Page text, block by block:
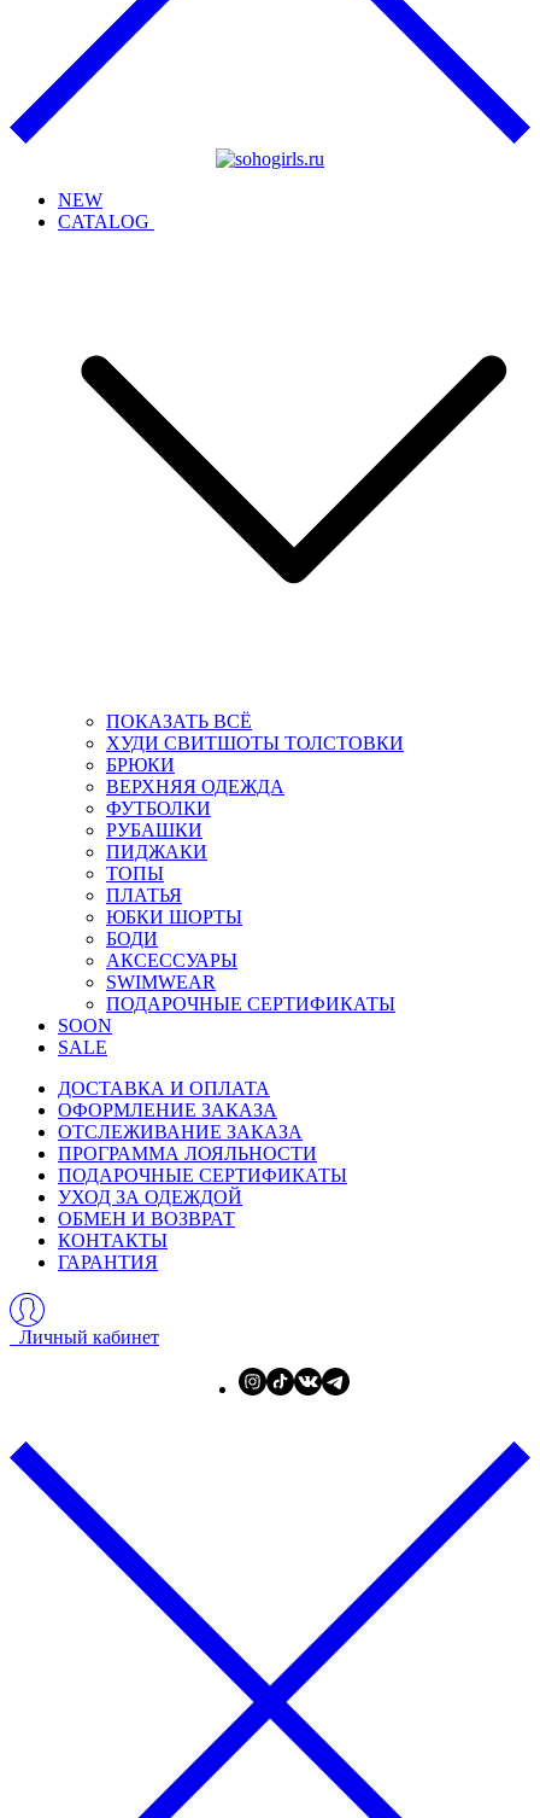
NEW
CATALOG
ПОКАЗАТЬ ВСЁ
ХУДИ СВИТШОТЫ ТОЛСТОВКИ
БРЮКИ
ВЕРХНЯЯ ОДЕЖДА
ФУТБОЛКИ
РУБАШКИ
ПИДЖАКИ
ТОПЫ
ПЛАТЬЯ
ЮБКИ ШОРТЫ
БОДИ
АКСЕССУАРЫ
SWIMWEAR
ПОДАРОЧНЫЕ СЕРТИФИКАТЫ
SOON
SALE
ДОСТАВКА И ОПЛАТА
ОФОРМЛЕНИЕ ЗАКАЗА
ОТСЛЕЖИВАНИЕ ЗАКАЗА
ПРОГРАММА ЛОЯЛЬНОСТИ
ПОДАРОЧНЫЕ СЕРТИФИКАТЫ
УХОД ЗА ОДЕЖДОЙ
ОБМЕН И ВОЗВРАТ
КОНТАКТЫ
ГАРАНТИЯ
Личный кабинет